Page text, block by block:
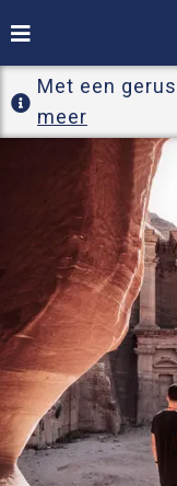
Met een
meer